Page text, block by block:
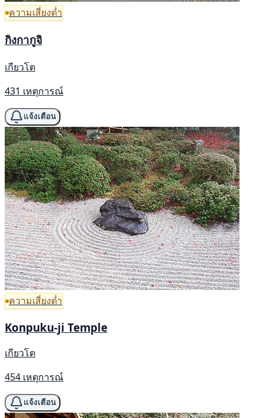
ความเสี่ยงต่ำ
กิงกากูจิ
เกียวโต
431 เหตุการณ์
แจ้งเตือน
ความเสี่ยงต่ำ
Konpuku-ji Temple
เกียวโต
454 เหตุการณ์
แจ้งเตือน